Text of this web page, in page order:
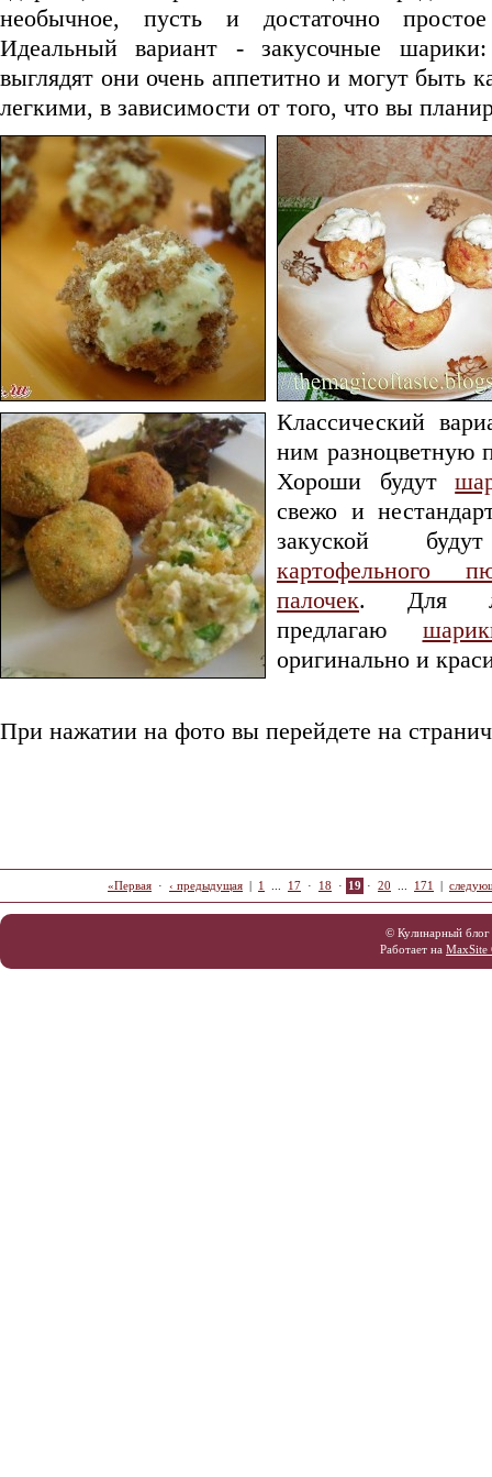
необычное, пусть и достаточно
Идеальный вариант - закусочные
выглядят они очень аппетитно и могут быть
легкими, в зависимости от того, что вы
Классический
ним разноцветную
Хороши будут
свежо и
закуской
картофельного
палочек. Для
предлагаю
оригинально и
При нажатии на фото вы перейдете на
«Первая · ‹ предыдущая 1 17 · 18 · 19 · 20 171
© Кулинарный
Работает на MaxSite